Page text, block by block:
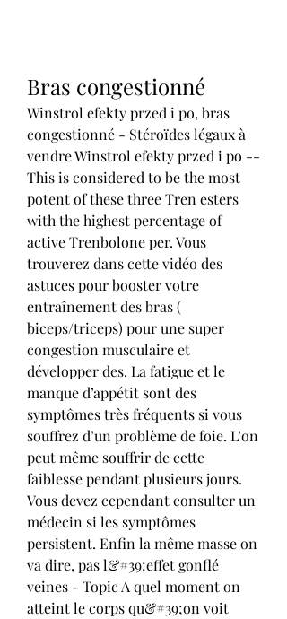
Bras congestionné
Winstrol efekty przed i po, bras
congestionné - Stéroïdes légaux à
vendre Winstrol efekty przed i po --
This is considered to be the most
potent of these three Tren esters
with the highest percentage of
active Trenbolone per. Vous
trouverez dans cette vidéo des
astuces pour booster votre
entraînement des bras (
biceps/triceps) pour une super
congestion musculaire et
développer des. La fatigue et le
manque d’appétit sont des
symptômes très fréquents si vous
souffrez d’un problème de foie. L’on
peut même souffrir de cette
faiblesse pendant plusieurs jours.
Vous devez cependant consulter un
médecin si les symptômes
persistent. Enfin la même masse on
va dire, pas l&#39;effet gonflé
veines - Topic A quel moment on
atteint le corps qu&#39;on voit